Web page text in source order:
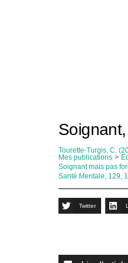
Tourette-Turgis, C.
Mes publications >
Soignant mais pas
Santé Mentale, 129,
Twitter